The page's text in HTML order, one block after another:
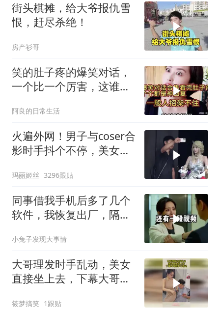
街头棋摊，给大爷报仇雪
恨，赶尽杀绝！
房产衫哥
笑的肚子疼的爆笑对话，
一个比一个厉害，这谁招
阿良的日常生活
火遍外网！男子与coser合
影时手抖个不停，美女做
玛丽姬丝 3296跟贴
同事借我手机后多了几个
软件，我恢复出厂，隔壁
小兔子发现大事情
大哥理发时手乱动，美女
直接坐上去，下幕大哥根
筱梦搞笑 1跟贴